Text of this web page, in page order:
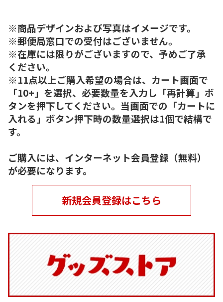
※商品デザインおよび写真はイメージです。
※郵便局窓口での受付はございません。
※在庫には限りがございますので、予めご了承
ください。
※11点以上ご購入希望の場合は、カート画面で
「10+」を選択、必要数量を入力し「再計算」ボ
タンを押下してください。当画面での「カートに
入れる」ボタン押下時の数量選択は1個で結構で
す。
ご購入には、インターネット会員登録（無料）
が必要になります。
新規会員登録はこちら